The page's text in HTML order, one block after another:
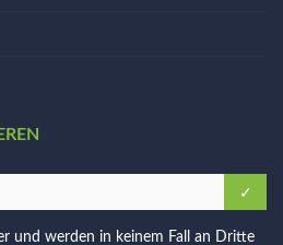
und werden in keinem Fall an Dritte